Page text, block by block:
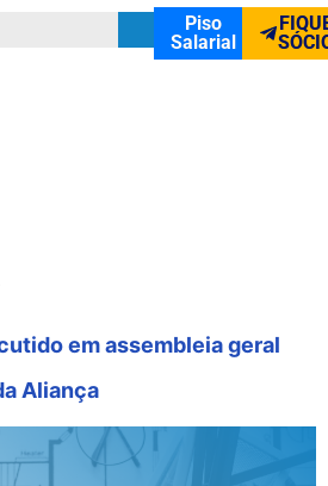
Piso
Salarial
em assembleia geral
Aliança